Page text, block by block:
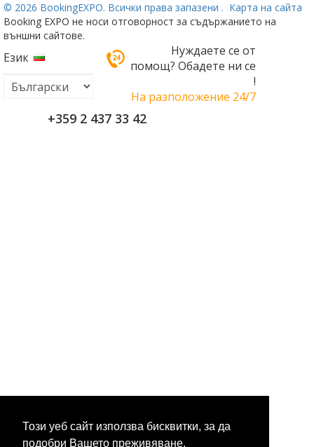
Този уеб сайт използва бисквитки, за да
подобри Вашето преживяване.
© 2026 BookingEXPO. Всички права запазени . Карта на сайта
Booking EXPO не носи отговорност за съдържанието на
външни сайтове.
Език
Нуждаете се от
помощ? Обадете ни се
!
На разположение 24/7
+359 2 437 33 42